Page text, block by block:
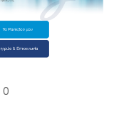
0